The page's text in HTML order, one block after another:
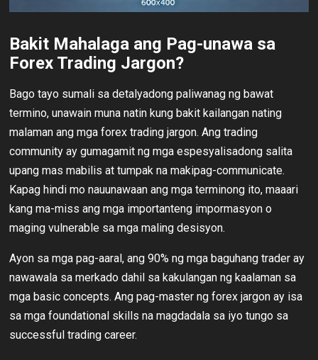
Bakit Mahalaga ang Pag-unawa sa
Forex Trading Jargon?
Bago tayo sumali sa detalyadong paliwanag ng bawat
termino, unawain muna natin kung bakit kailangan nating
malaman ang mga forex trading jargon. Ang trading
community ay gumagamit ng mga espesyalisadong salita
upang mas mabilis at tumpak na makipag-communicate.
Kapag hindi mo nauunawaan ang mga terminong ito, maaari
kang ma-miss ang mga importanteng impormasyon o
maging vulnerable sa mga maling desisyon.
Ayon sa mga pag-aaral, ang 90% ng mga baguhang trader ay
nawawala sa merkado dahil sa kakulangan ng kaalaman sa
mga basic concepts. Ang pag-master ng forex jargon ay isa
sa mga foundational skills na magdadala sa iyo tungo sa
successful trading career.